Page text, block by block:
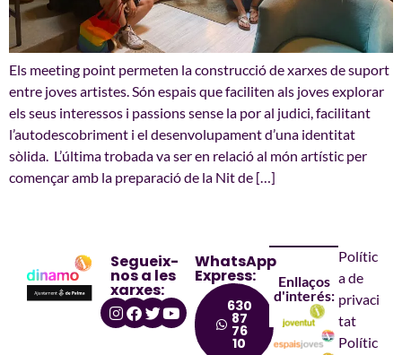
Els meeting point permeten la construcció de xarxes de suport
entre joves artistes. Són espais que faciliten als joves explorar
els seus interessos i passions sense la por al judici, facilitant
l’autodescobriment i el desenvolupament d’una identitat
sòlida. L’última trobada va ser en relació al món artístic per
començar amb la preparació de la Nit de […]
Segueix-
nos a les
xarxes:
WhatsApp
Express:
630
87
76
10
Enllaços
d'interés:
Polític
a de
privaci
tat
Polític